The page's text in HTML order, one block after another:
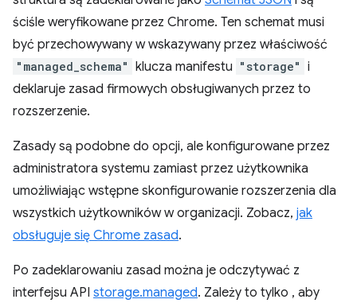
ściśle weryfikowane przez Chrome. Ten schemat musi
być przechowywany w wskazywany przez właściwość
"managed_schema" klucza manifestu "storage" i
deklaruje zasad firmowych obsługiwanych przez to
rozszerzenie.
Zasady są podobne do opcji, ale konfigurowane przez
administratora systemu zamiast przez użytkownika
umożliwiając wstępne skonfigurowanie rozszerzenia dla
wszystkich użytkowników w organizacji. Zobacz, jak
obsługuje się Chrome zasad.
Po zadeklarowaniu zasad można je odczytywać z
interfejsu API storage.managed. Zależy to tylko , aby